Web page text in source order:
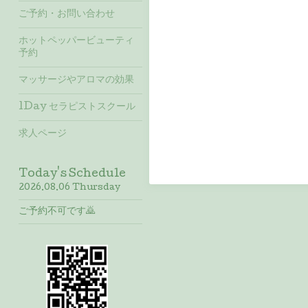
ご予約・お問い合わせ
ホットペッパービューティ
予約
マッサージやアロマの効果
1Day セラピストスクール
求人ページ
Today's Schedule
2026.08.06 Thursday
ご予約不可です🙇